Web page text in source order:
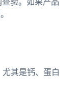
其是钙、蛋白